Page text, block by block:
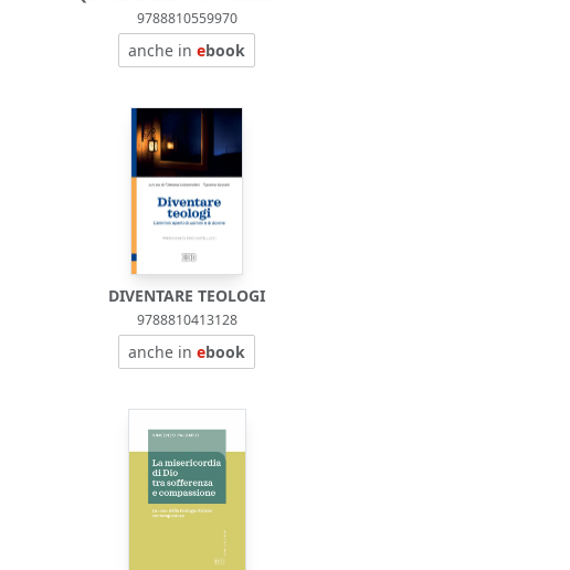
9788810559970
anche inebook
DIVENTARE TEOLOGI
9788810413128
anche inebook